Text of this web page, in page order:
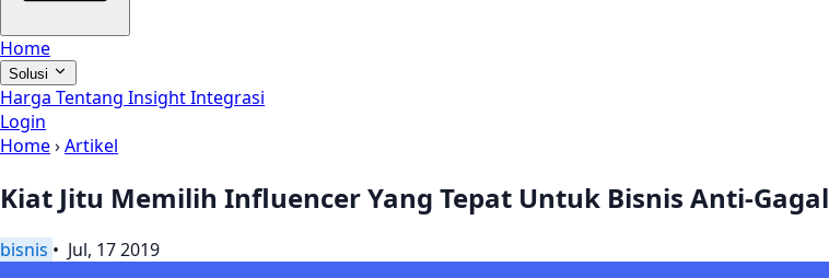
Home
Solusi
Harga Tentang InsightIntegrasi
Login
Home›Artikel
Kiat Jitu Memilih Influencer Yang Tepat Untuk Bisnis Anti-Gagal
bisnis • Jul, 17 2019